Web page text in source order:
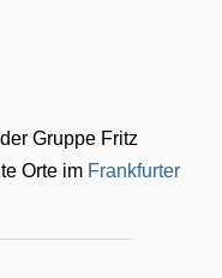
Gruppe Fritz
Orte im Frankfurter